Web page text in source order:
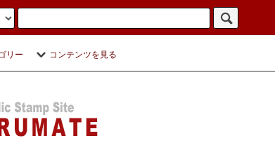
リー コンテンツを見る